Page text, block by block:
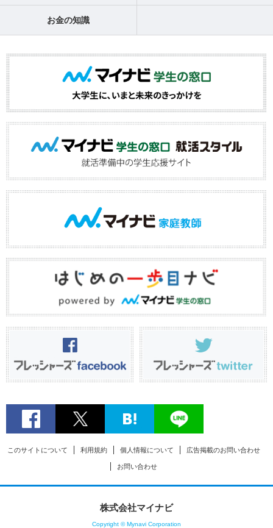
お金の知識
このサイトについて 利用規約 個人情報について 広告掲載のお問い合わせ
お問い合わせ
株式会社マイナビ
Copyright © Mynavi Corporation